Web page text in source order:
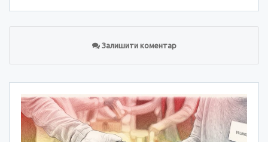
Залишити коментар